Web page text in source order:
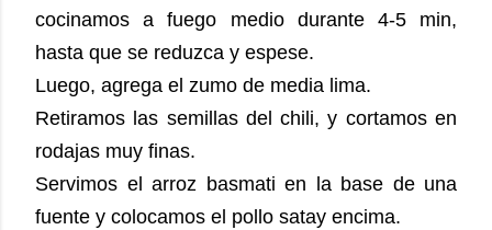
cocinamos a fuego medio durante 4-5 min,
hasta que se reduzca y espese.
Luego, agrega el zumo de media lima.
Retiramos las semillas del chili, y cortamos en
rodajas muy finas.
Servimos el arroz basmati en la base de una
fuente y colocamos el pollo satay encima.